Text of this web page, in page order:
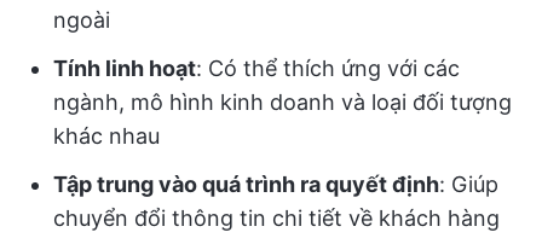
ngoài
Tính linh hoạt: Có thể thích ứng với các
ngành, mô hình kinh doanh và loại đối tượng
khác nhau
Tập trung vào quá trình ra quyết định: Giúp
chuyển đổi thông tin chi tiết về khách hàng